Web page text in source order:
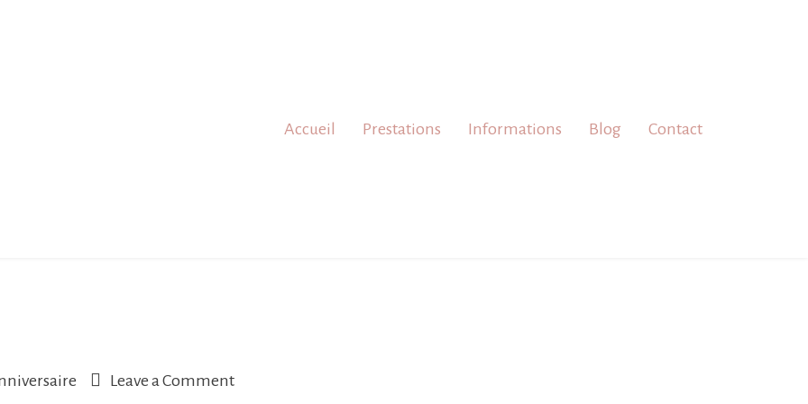
Accueil Prestations Informations Blog Contact
Leave a Commenton